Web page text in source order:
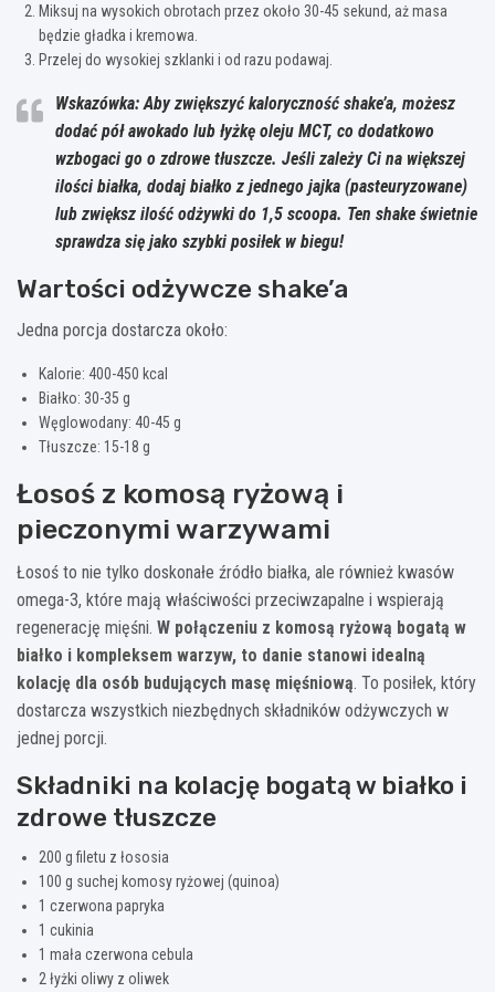
Miksuj na wysokich obrotach przez około 30-45 sekund, aż masa
będzie gładka i kremowa.
Przelej do wysokiej szklanki i od razu podawaj.
Wskazówka: Aby zwiększyć kaloryczność shake’a, możesz
dodać pół awokado lub łyżkę oleju MCT, co dodatkowo
wzbogaci go o zdrowe tłuszcze. Jeśli zależy Ci na większej
ilości białka, dodaj białko z jednego jajka (pasteuryzowane)
lub zwiększ ilość odżywki do 1,5 scoopa. Ten shake świetnie
sprawdza się jako szybki posiłek w biegu!
Wartości odżywcze shake’a
Jedna porcja dostarcza około:
Kalorie: 400-450 kcal
Białko: 30-35 g
Węglowodany: 40-45 g
Tłuszcze: 15-18 g
Łosoś z komosą ryżową i
pieczonymi warzywami
Łosoś to nie tylko doskonałe źródło białka, ale również kwasów
omega-3, które mają właściwości przeciwzapalne i wspierają
regenerację mięśni. W połączeniu z komosą ryżową bogatą w
białko i kompleksem warzyw, to danie stanowi idealną
kolację dla osób budujących masę mięśniową. To posiłek, który
dostarcza wszystkich niezbędnych składników odżywczych w
jednej porcji.
Składniki na kolację bogatą w białko i
zdrowe tłuszcze
200 g filetu z łososia
100 g suchej komosy ryżowej (quinoa)
1 czerwona papryka
1 cukinia
1 mała czerwona cebula
2 łyżki oliwy z oliwek